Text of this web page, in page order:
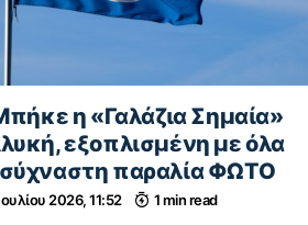
η «Γαλάζια Σημαία»
εξοπλισμένη με όλα
παραλία ΦΩΤΟ
2026, 11:52 1 min read